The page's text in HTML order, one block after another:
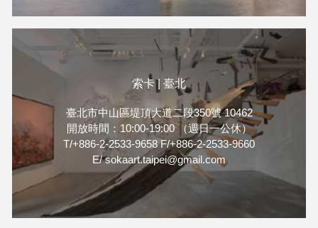
索卡 | 臺北
臺北市中山區堤頂大道二段350號 10462
開放時間：10:00-19:00 （週日一公休）
T/+886-2-2533-9658 F/+886-2-2533-9660
E/ sokaart.taipei@gmail.com